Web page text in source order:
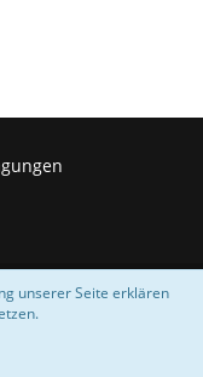
von
e.V.
unserer Seite erklären